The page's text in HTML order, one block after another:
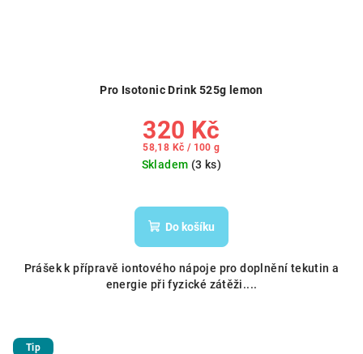
Pro Isotonic Drink 525g lemon
320 Kč
Měrná
58,18 Kč / 100 g
Skladem (3 ks)
Do košíku
Prášek k přípravě iontového nápoje pro doplnění tekutin a
energie při fyzické zátěži....
Tip